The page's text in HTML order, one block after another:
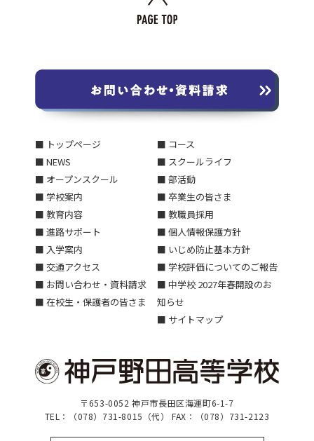
■ トップページ
■ NEWS
■ オープンスクール
■ 学校案内
■ 教育内容
■ 進路サポート
■ 入学案内
■ 交通アクセス
■ お問い合わせ・資料請求
■ 在校生・保護者の皆さま
■ コース
■ スクールライフ
■ 部活動
■ 卒業生の皆さま
■ 教職員採用
■ 個人情報保護方針
■ いじめ防止基本方針
■ 学校評価についてのご報告
■ 中学校 2027年春開設のお
知らせ
■ サイトマップ
〒653-0052 神戸市長田区海運町6-1-7
TEL：（078）731-8015（代） FAX：（078）731-2123